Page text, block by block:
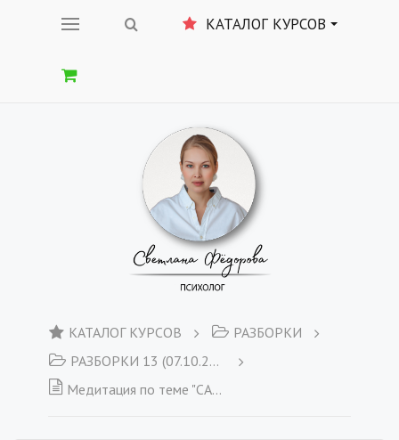
КАТАЛОГ КУРСОВ
КАТАЛОГ КУРСОВ
РАЗБОРКИ
РАЗБОРКИ 13 (07.10.2019)
Медитация по теме "САМОСОВЕРШЕНСТВОВАНИЕ" + Еженедельный отчет